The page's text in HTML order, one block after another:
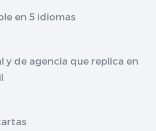
en 5 idiomas
y de agencia que replica en